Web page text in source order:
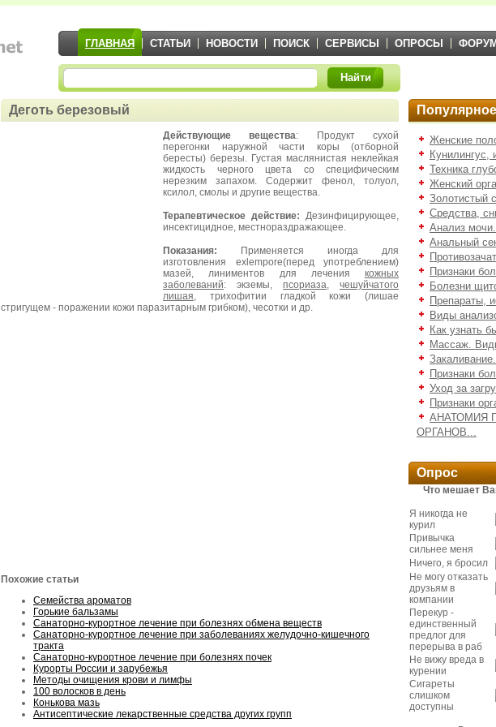
ГЛАВНАЯ СТАТЬИ НОВОСТИ ПОИСК СЕРВИСЫ ОПРОСЫ ФОРУМ
Найти
Деготь березовый
Действующие вещества: Продукт сухой
перегонки наружной части коры (отборной
бересты) березы. Густая маслянистая неклейкая
жидкость черного цвета со специфическим
нерезким запахом. Содержит фенол, толуол,
ксилол, смолы и другие вещества.
Терапевтическое действие: Дезинфицирующее,
инсектицидное, местнораздражающее.
Показания: Применяется иногда для
изготовления exlempore(перед употреблением)
мазей, линиментов для лечения кожных
заболеваний: экземы, псориаза, чешуйчатого
лишая, трихофитии гладкой кожи (лишае
стригущем - поражении кожи паразитарным грибком), чесотки и др.
Похожие статьи
Семейства ароматов
Горькие бальзамы
Санаторно-курортное лечение при болезнях обмена веществ
Санаторно-курортное лечение при заболеваниях желудочно-кишечного
тракта
Санаторно-курортное лечение при болезнях почек
Курорты России и зарубежья
Методы очищения крови и лимфы
100 волосков в день
Конькова мазь
Антисептические лекарственные средства других групп
Популярное
Женские
Кунилингус,
Техника
Женский
Золотистый
Средства,
Анализ
Анальный
Признаки
Болезни
Препараты,
Виды
Как узнать
Массаж.
Признаки
Уход за
Признаки
АНАТОМИЯ
ОРГАНОВ...
Опрос
Что мешает
Я никогда не
курил
Привычка
сильнее меня
Ничего, я бросил
Не могу отказать
друзьям в
компании
Перекур -
единственный
предлог для
перерыва в раб
Не вижу вреда в
курении
Сигареты
слишком
доступны